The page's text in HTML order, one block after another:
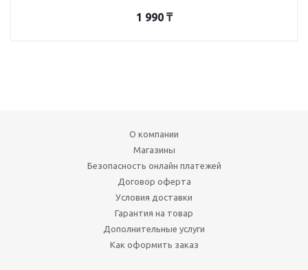
1 990 ₸
О компании
Магазины
Безопасность онлайн платежей
Договор оферта
Условия доставки
Гарантия на товар
Дополнительные услуги
Как оформить заказ